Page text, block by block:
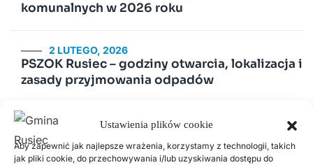
Ustawienia plików cookie
Aby zapewnić jak najlepsze wrażenia, korzystamy z technologii, takich
jak pliki cookie, do przechowywania i/lub uzyskiwania dostępu do
komunalnych w 2026 roku
2 LUTEGO, 2026
PSZOK Rusiec – godziny otwarcia, lokalizacja i
zasady przyjmowania odpadów
14 LIPCA, 2020
Kurenda